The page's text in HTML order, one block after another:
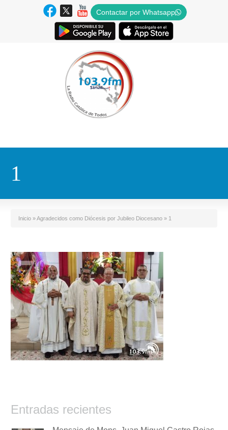
Contactar por Whatsapp
1
Inicio »Agradecidos como Diócesis por Jubileo Diocesano » 1
Entradas recientes